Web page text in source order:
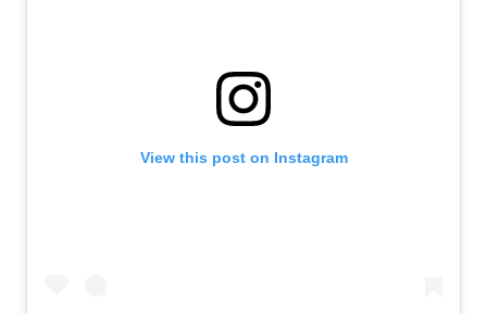
View this post on Instagram